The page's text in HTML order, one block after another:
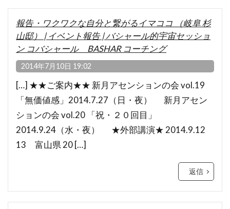
報告・ワクワクな自分と繋がるイマココ （岐阜 杉
山邸） | イベント報告 | バシャール的宇宙セッショ
ン コバシャール BASHAR コーチング
2014年7月10日 19:02
[…] ★★ご案内★★ 新月アセンションの会 vol.19
「無価値感」2014.7.27（日・夜） 新月アセン
ションの会 vol.20 「祝・２０回目」
2014.9.24（水・夜） ★外部講演★ 2014.9.12
13 富山県 20 […]
返信